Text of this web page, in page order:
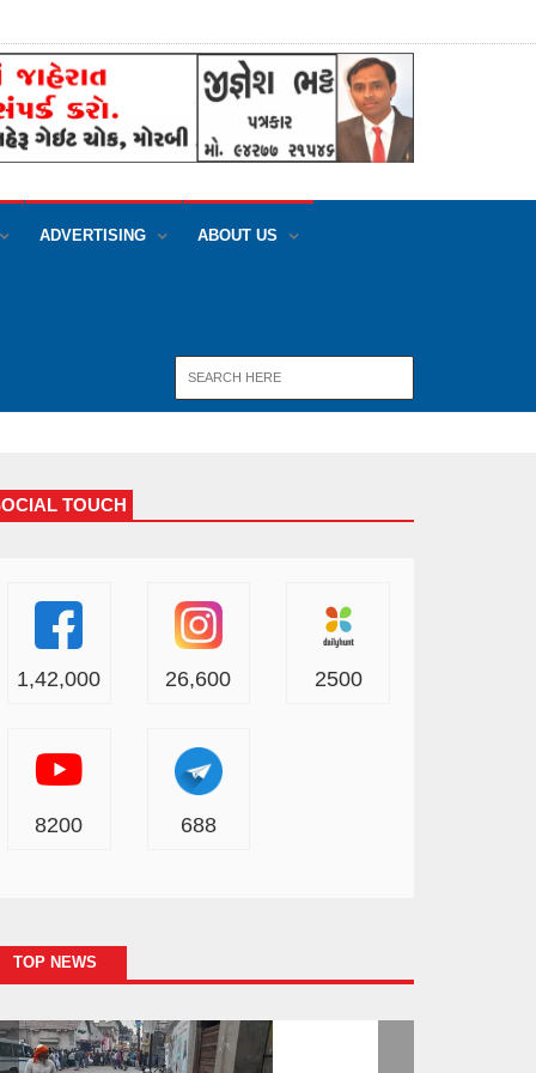
ADVERTISING ABOUT US
TOUCH
1,42,000 26,600 2500
8200 688
TOP NEWS